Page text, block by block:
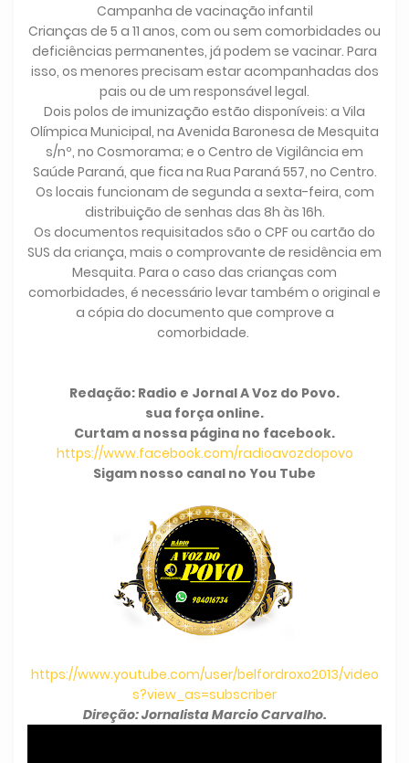
Campanha de vacinação infantil
Crianças de 5 a 11 anos, com ou sem comorbidades ou
deficiências permanentes, já podem se vacinar. Para
isso, os menores precisam estar acompanhadas dos
pais ou de um responsável legal.
Dois polos de imunização estão disponíveis: a Vila
Olímpica Municipal, na Avenida Baronesa de Mesquita
s/nº, no Cosmorama; e o Centro de Vigilância em
Saúde Paraná, que fica na Rua Paraná 557, no Centro.
Os locais funcionam de segunda a sexta-feira, com
distribuição de senhas das 8h às 16h.
Os documentos requisitados são o CPF ou cartão do
SUS da criança, mais o comprovante de residência em
Mesquita. Para o caso das crianças com
comorbidades, é necessário levar também o original e
a cópia do documento que comprove a
comorbidade.
Redação: Radio e Jornal A Voz do Povo.
sua força online.
Curtam a nossa página no facebook.
https://www.facebook.com/radioavozdopovo
Sigam nosso canal no You Tube
https://www.youtube.com/user/belfordroxo2013/video
s?view_as=subscriber
Direção: Jornalista Marcio Carvalho.